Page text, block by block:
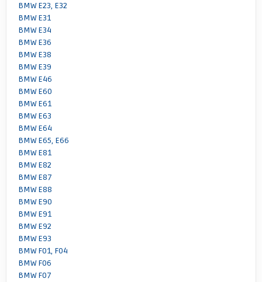
BMW E23, E32
BMW E31
BMW E34
BMW E36
BMW E38
BMW E39
BMW E46
BMW E60
BMW E61
BMW E63
BMW E64
BMW E65, E66
BMW E81
BMW E82
BMW E87
BMW E88
BMW E90
BMW E91
BMW E92
BMW E93
BMW F01, F04
BMW F06
BMW F07